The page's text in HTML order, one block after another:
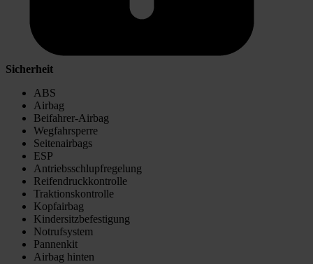
Sicherheit
ABS
Airbag
Beifahrer-Airbag
Wegfahrsperre
Seitenairbags
ESP
Antriebsschlupfregelung
Reifendruckkontrolle
Traktionskontrolle
Kopfairbag
Kindersitzbefestigung
Notrufsystem
Pannenkit
Airbag hinten